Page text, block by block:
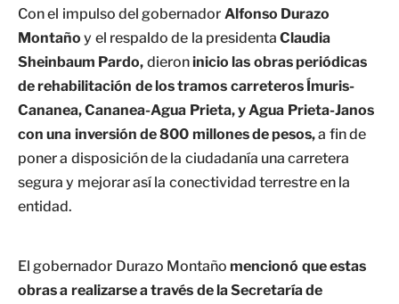
Con el impulso del gobernador Alfonso Durazo
Montaño y el respaldo de la presidentaClaudia
Sheinbaum Pardo, dieroninicio las obras periódicas
de rehabilitación de los tramos carreteros Ímuris-
Cananea, Cananea-Agua Prieta, y Agua Prieta-Janos
con una inversión de 800 millones de pesos,a fin de
poner a disposición de la ciudadanía una carretera
segura y mejorar así la conectividad terrestre en la
entidad.
El gobernador Durazo Montañomencionó que estas
obras a realizarse a través de la Secretaría de